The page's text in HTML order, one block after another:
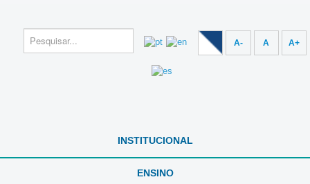
A- A A+
INSTITUCIONAL
ENSINO